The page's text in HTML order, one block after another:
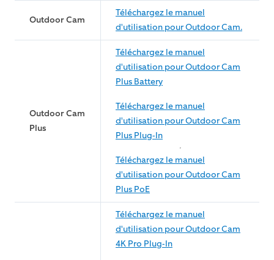
Outdoor Cam
Téléchargez le manuel
d'utilisation pour Outdoor Cam.
Outdoor Cam
Plus
Téléchargez le manuel
d'utilisation pour Outdoor Cam
Plus Battery
Téléchargez le manuel
d'utilisation pour Outdoor Cam
Plus Plug-In
Téléchargez le manuel
d'utilisation pour Outdoor Cam
Plus PoE
Téléchargez le manuel
d'utilisation pour Outdoor Cam
4K Pro Plug-In